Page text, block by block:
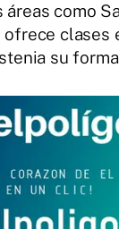
áreas como
ofrece clases
su